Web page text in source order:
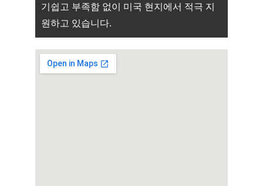
기쉽고 부족함 없이 미국 현지에서 적극 지
원하고 있습니다.